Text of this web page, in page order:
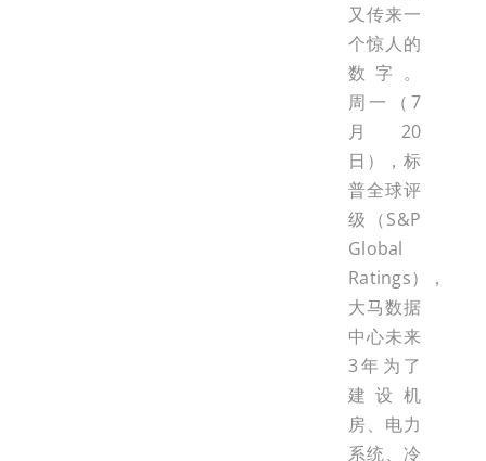
又传来一
个惊人的
数字。
周一（7
月20
日），标
普全球评
级（S&P
Global
Ratings），
大马数据
中心未来
3年为了
建设机
房、电力
系统、冷